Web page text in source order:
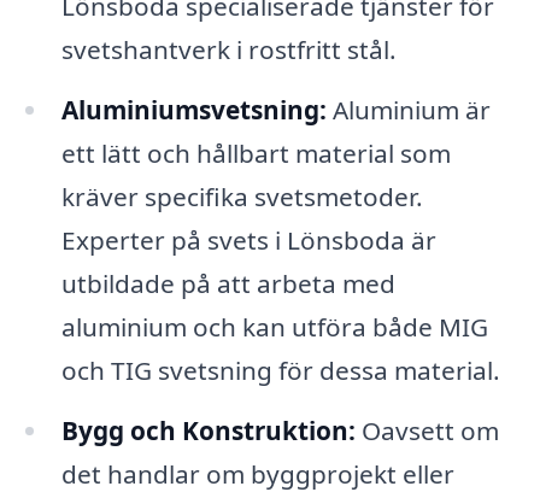
svetshantverk i rostfritt stål.
Aluminiumsvetsning: Aluminium är
ett lätt och hållbart material som
kräver specifika svetsmetoder.
Experter på svets i Lönsboda är
utbildade på att arbeta med
aluminium och kan utföra både MIG
och TIG svetsning för dessa material.
Bygg och Konstruktion: Oavsett om
det handlar om byggprojekt eller